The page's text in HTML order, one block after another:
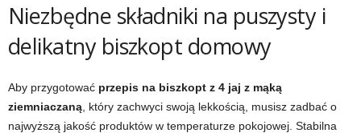
Niezbędne składniki na puszysty i
delikatny biszkopt domowy
Aby przygotować przepis na biszkopt z 4 jaj z mąką
ziemniaczaną , który zachwyci swoją lekkością, musisz zadbać o
najwyższą jakość produktów w temperaturze pokojowej. Stabilna